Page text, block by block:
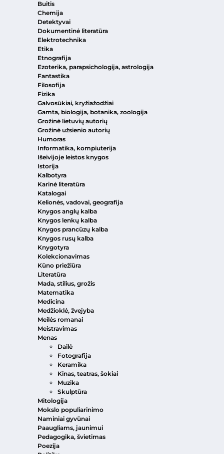
Buitis
Chemija
Detektyvai
Dokumentinė literatūra
Elektrotechnika
Etika
Etnografija
Ezoterika, parapsichologija, astrologija
Fantastika
Filosofija
Fizika
Galvosūkiai, kryžiažodžiai
Gamta, biologija, botanika, zoologija
Grožinė lietuvių autorių
Grožinė užsienio autorių
Humoras
Informatika, kompiuterija
Išeivijoje leistos knygos
Istorija
Kalbotyra
Karinė literatūra
Katalogai
Kelionės, vadovai, geografija
Knygos anglų kalba
Knygos lenkų kalba
Knygos prancūzų kalba
Knygos rusų kalba
Knygotyra
Kolekcionavimas
Kūno priežiūra
Literatūra
Mada, stilius, grožis
Matematika
Medicina
Medžioklė, žvejyba
Meilės romanai
Meistravimas
Menas
Dailė
Fotografija
Keramika
Kinas, teatras, šokiai
Muzika
Skulptūra
Mitologija
Mokslo populiarinimo
Naminiai gyvūnai
Paaugliams, jaunimui
Pedagogika, švietimas
Poezija